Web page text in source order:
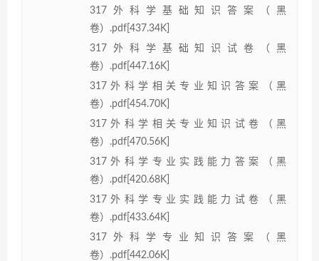
317外科学基础知识答案（黑
卷）.pdf[437.34K]
317外科学基础知识试卷（黑
卷）.pdf[447.16K]
317外科学相关专业知识答案（黑
卷）.pdf[454.70K]
317外科学相关专业知识试卷（黑
卷）.pdf[470.56K]
317外科学专业实践能力答案（黑
卷）.pdf[420.68K]
317外科学专业实践能力试卷（黑
卷）.pdf[433.64K]
317外科学专业知识答案（黑
卷）.pdf[442.06K]